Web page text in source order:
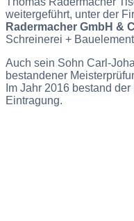
weitergeführt, unter der
Radermacher GmbH &
Schreinerei +
Auch sein Sohn Carl-
bestandener
Im Jahr 2016 bestand
Eintragung.